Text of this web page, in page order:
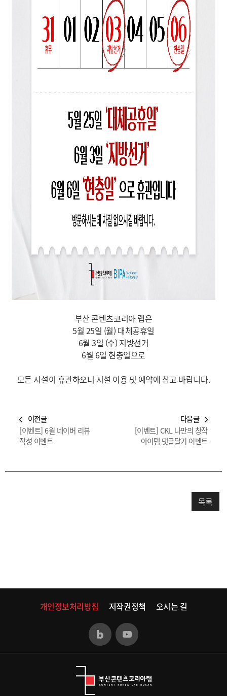
부산 콘텐츠코리아 랩은
5월 25일 (월) 대체공휴일
6월 3일 (수) 지방선거
6월 6일 현충일으로
모든 시설이 휴관하오니 시설 이용 및 예약에 참고 바랍니다.
navigate_before 이전글
[이벤트] 6월 네이버 리뷰
작성 이벤트
다음글 navigate_next
[이벤트] CKL 나만의 창작
아이템 댓글달기 이벤트
목록
개인정보처리방침 저작권정책 오시는 길